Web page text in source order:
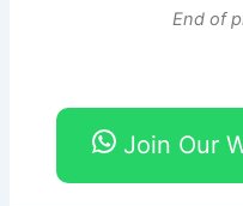
End of
Join Our